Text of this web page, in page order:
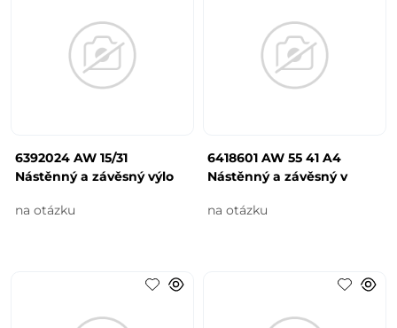
6392024 AW 15/31
Nástěnný a závěsný výlo
na otázku
6418601 AW 55 41 A4
Nástěnný a závěsný v
na otázku